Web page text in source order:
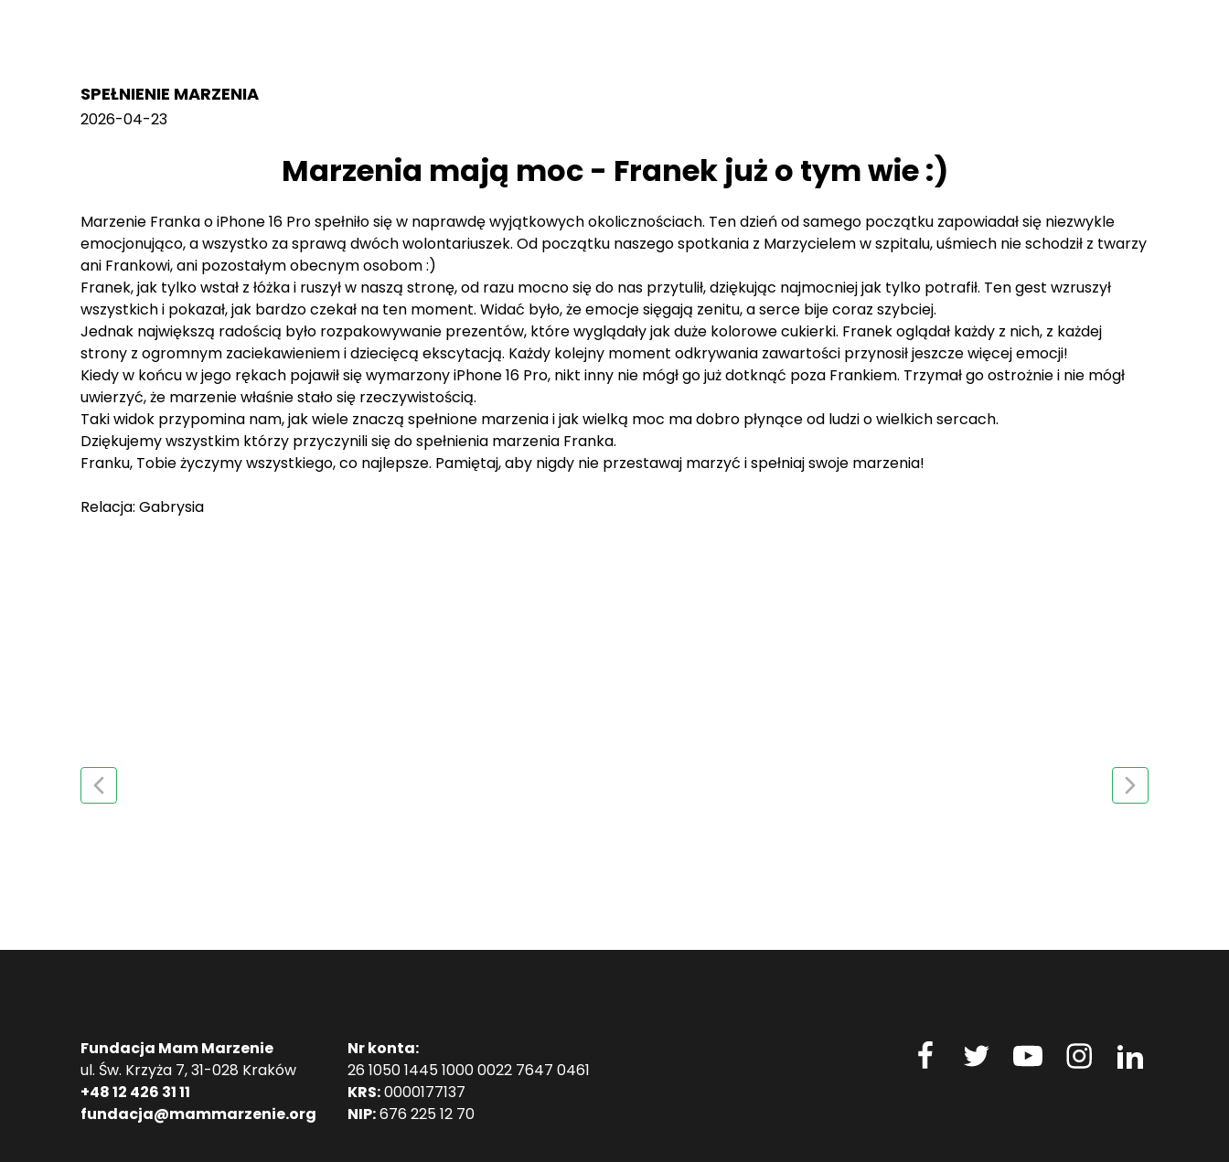
SPEŁNIENIE MARZENIA
2026-04-23
Marzenia mają moc - Franek już o tym wie :)
Marzenie Franka o iPhone 16 Pro spełniło się w naprawdę wyjątkowych okolicznościach. Ten dzień od samego początku zapowiadał się niezwykle
emocjonująco, a wszystko za sprawą dwóch wolontariuszek. Od początku naszego spotkania z Marzycielem w szpitalu, uśmiech nie schodził z twarzy
ani Frankowi, ani pozostałym obecnym osobom :)
Franek, jak tylko wstał z łóżka i ruszył w naszą stronę, od razu mocno się do nas przytulił, dziękując najmocniej jak tylko potrafił. Ten gest wzruszył
wszystkich i pokazał, jak bardzo czekał na ten moment. Widać było, że emocje sięgają zenitu, a serce bije coraz szybciej.
Jednak największą radością było rozpakowywanie prezentów, które wyglądały jak duże kolorowe cukierki. Franek oglądał każdy z nich, z każdej
strony z ogromnym zaciekawieniem i dziecięcą ekscytacją. Każdy kolejny moment odkrywania zawartości przynosił jeszcze więcej emocji!
Kiedy w końcu w jego rękach pojawił się wymarzony iPhone 16 Pro, nikt inny nie mógł go już dotknąć poza Frankiem. Trzymał go ostrożnie i nie mógł
uwierzyć, że marzenie właśnie stało się rzeczywistością.
Taki widok przypomina nam, jak wiele znaczą spełnione marzenia i jak wielką moc ma dobro płynące od ludzi o wielkich sercach.
Dziękujemy wszystkim którzy przyczynili się do spełnienia marzenia Franka.
Franku, Tobie życzymy wszystkiego, co najlepsze. Pamiętaj, aby nigdy nie przestawaj marzyć i spełniaj swoje marzenia!
Relacja: Gabrysia
Fundacja Mam Marzenie
ul. Św. Krzyża 7, 31-028 Kraków
+48 12 426 31 11
fundacja@mammarzenie.org
Nr konta:
26 1050 1445 1000 0022 7647 0461
KRS:0000177137
NIP:676 225 12 70